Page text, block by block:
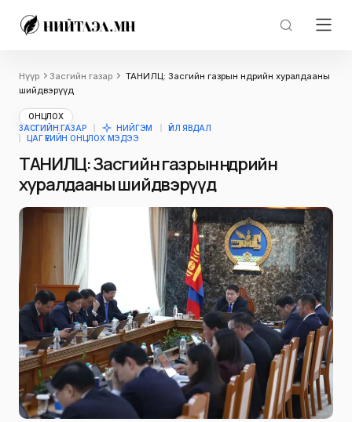
Нүүр Засгийн газар
ТАНИЛЦ: Засгийн газрын өнөөдрийн хуралдааны
шийдвэрүүд
ОНЦЛОХ
ЗАСГИЙН ГАЗАР
НИЙГЭМ
ҮЙЛ ЯВДАЛ
ЦАГ ҮЕИЙН ОНЦЛОХ МЭДЭЭ
ТАНИЛЦ: Засгийн газрын өнөөдрийн
хуралдааны шийдвэрүүд